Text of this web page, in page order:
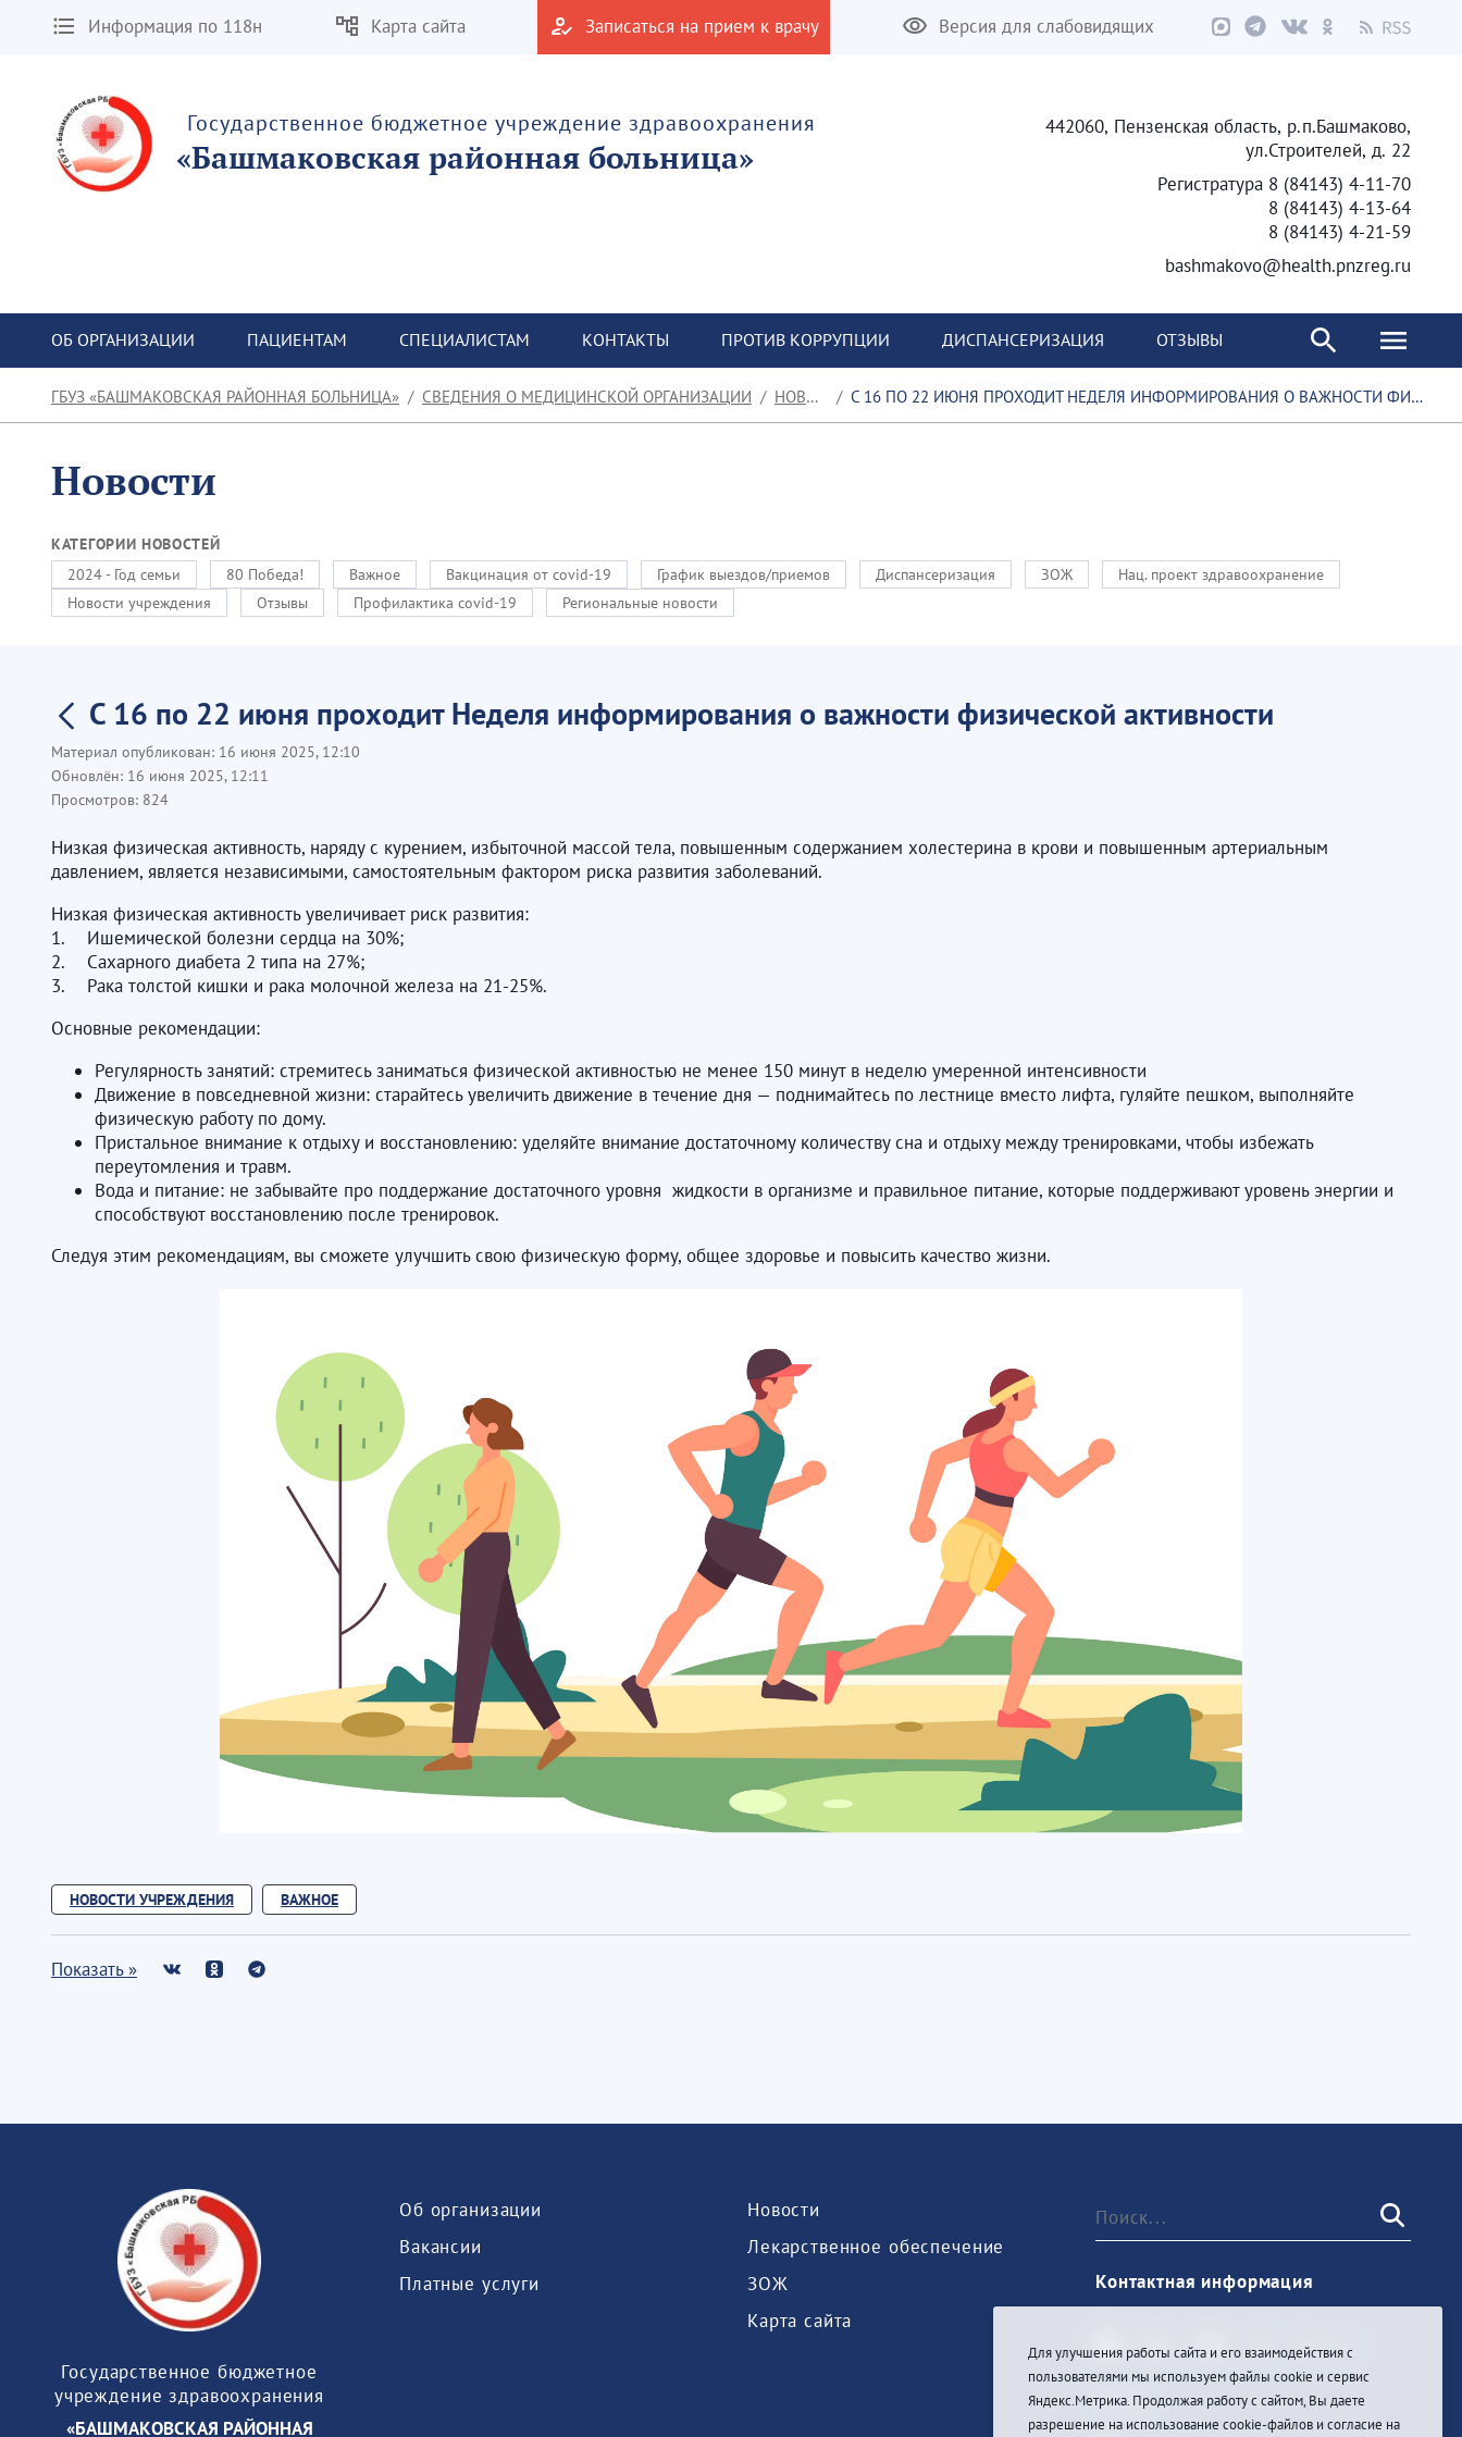
Информация по 118н Карта сайта Записаться на прием к врачу Версия для слабовидящих
Государственное бюджетное учреждение здравоохранения
«Башмаковская районная больница»
442060, Пензенская область, р.п.Башмаково,
ул.Строителей, д. 22
Регистратура 8 (84143) 4-11-70
8 (84143) 4-13-64
8 (84143) 4-21-59
bashmakovo@health.pnzreg.ru
ОБ ОРГАНИЗАЦИИ ПАЦИЕНТАМ СПЕЦИАЛИСТАМ КОНТАКТЫ ПРОТИВ КОРРУПЦИИ ДИСПАНСЕРИЗАЦИЯ ОТЗЫВЫ
ГБУЗ «БАШМАКОВСКАЯ РАЙОННАЯ БОЛЬНИЦА» СВЕДЕНИЯ О МЕДИЦИНСКОЙ ОРГАНИЗАЦИИ НОВОСТИ С 16 ПО 22 ИЮНЯ ПРОХОДИТ НЕДЕЛЯ ИНФОРМИРОВАНИЯ О ВАЖНОСТИ ФИЗИЧЕСКОЙ АКТИВНОСТИ
Новости
КАТЕГОРИИ НОВОСТЕЙ
2024 - Год семьи
80 Победа! Важное Вакцинация от covid-19 График выездов/приемов Диспансеризация ЗОЖ
Нац. проект здравоохранение
Новости учреждения
Отзывы Профилактика covid-19 Региональные новости
С 16 по 22 июня проходит Неделя информирования о важности физической активности
Материал опубликован: 16 июня 2025, 12:10
Обновлён: 16 июня 2025, 12:11
Просмотров: 824
Низкая физическая активность, наряду с курением, избыточной массой тела, повышенным содержанием холестерина в крови и повышенным артериальным
давлением, является независимыми, самостоятельным фактором риска развития заболеваний.
Низкая физическая активность увеличивает риск развития:
1. Ишемической болезни сердца на 30%;
2. Сахарного диабета 2 типа на 27%;
3. Рака толстой кишки и рака молочной железа на 21-25%.
Основные рекомендации:
Регулярность занятий: стремитесь заниматься физической активностью не менее 150 минут в неделю умеренной интенсивности
Движение в повседневной жизни: старайтесь увеличить движение в течение дня — поднимайтесь по лестнице вместо лифта, гуляйте пешком, выполняйте
физическую работу по дому.
Пристальное внимание к отдыху и восстановлению: уделяйте внимание достаточному количеству сна и отдыху между тренировками, чтобы избежать
переутомления и травм.
Вода и питание: не забывайте про поддержание достаточного уровня жидкости в организме и правильное питание, которые поддерживают уровень энергии и
способствуют восстановлению после тренировок.
Следуя этим рекомендациям, вы сможете улучшить свою физическую форму, общее здоровье и повысить качество жизни.
НОВОСТИ УЧРЕЖДЕНИЯ ВАЖНОЕ
Показать »
Государственное бюджетное
учреждение здравоохранения
«БАШМАКОВСКАЯ РАЙОННАЯ
Об организации
Вакансии
Платные услуги
Новости
Лекарственное обеспечение
ЗОЖ
Карта сайта
Контактная информация
Войти
Для улучшения работы сайта и его взаимодействия с
пользователями мы используем файлы cookie и сервис
Яндекс.Метрика. Продолжая работу с сайтом, Вы даете
разрешение на использование cookie-файлов и согласие на